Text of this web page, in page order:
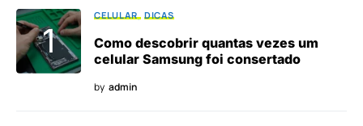
CELULAR DICAS
Como descobrir quantas vezes um
celular Samsung foi consertado
by admin